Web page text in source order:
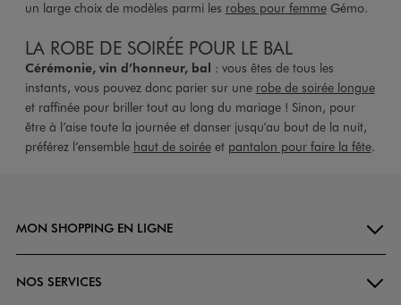
un large choix de modèles parmi les robes pour femmeGémo.
LA ROBE DE SOIRÉE POUR LE BAL
Cérémonie, vin d’honneur, bal : vous êtes de tous les
instants, vous pouvez donc parier sur une robe de soirée longue
et raffinée pour briller tout au long du mariage ! Sinon, pour
être à l’aise toute la journée et danser jusqu’au bout de la nuit,
préférez l’ensemble haut de soiréeet pantalon pour faire la fête.
MON SHOPPING EN LIGNE
NOS SERVICES